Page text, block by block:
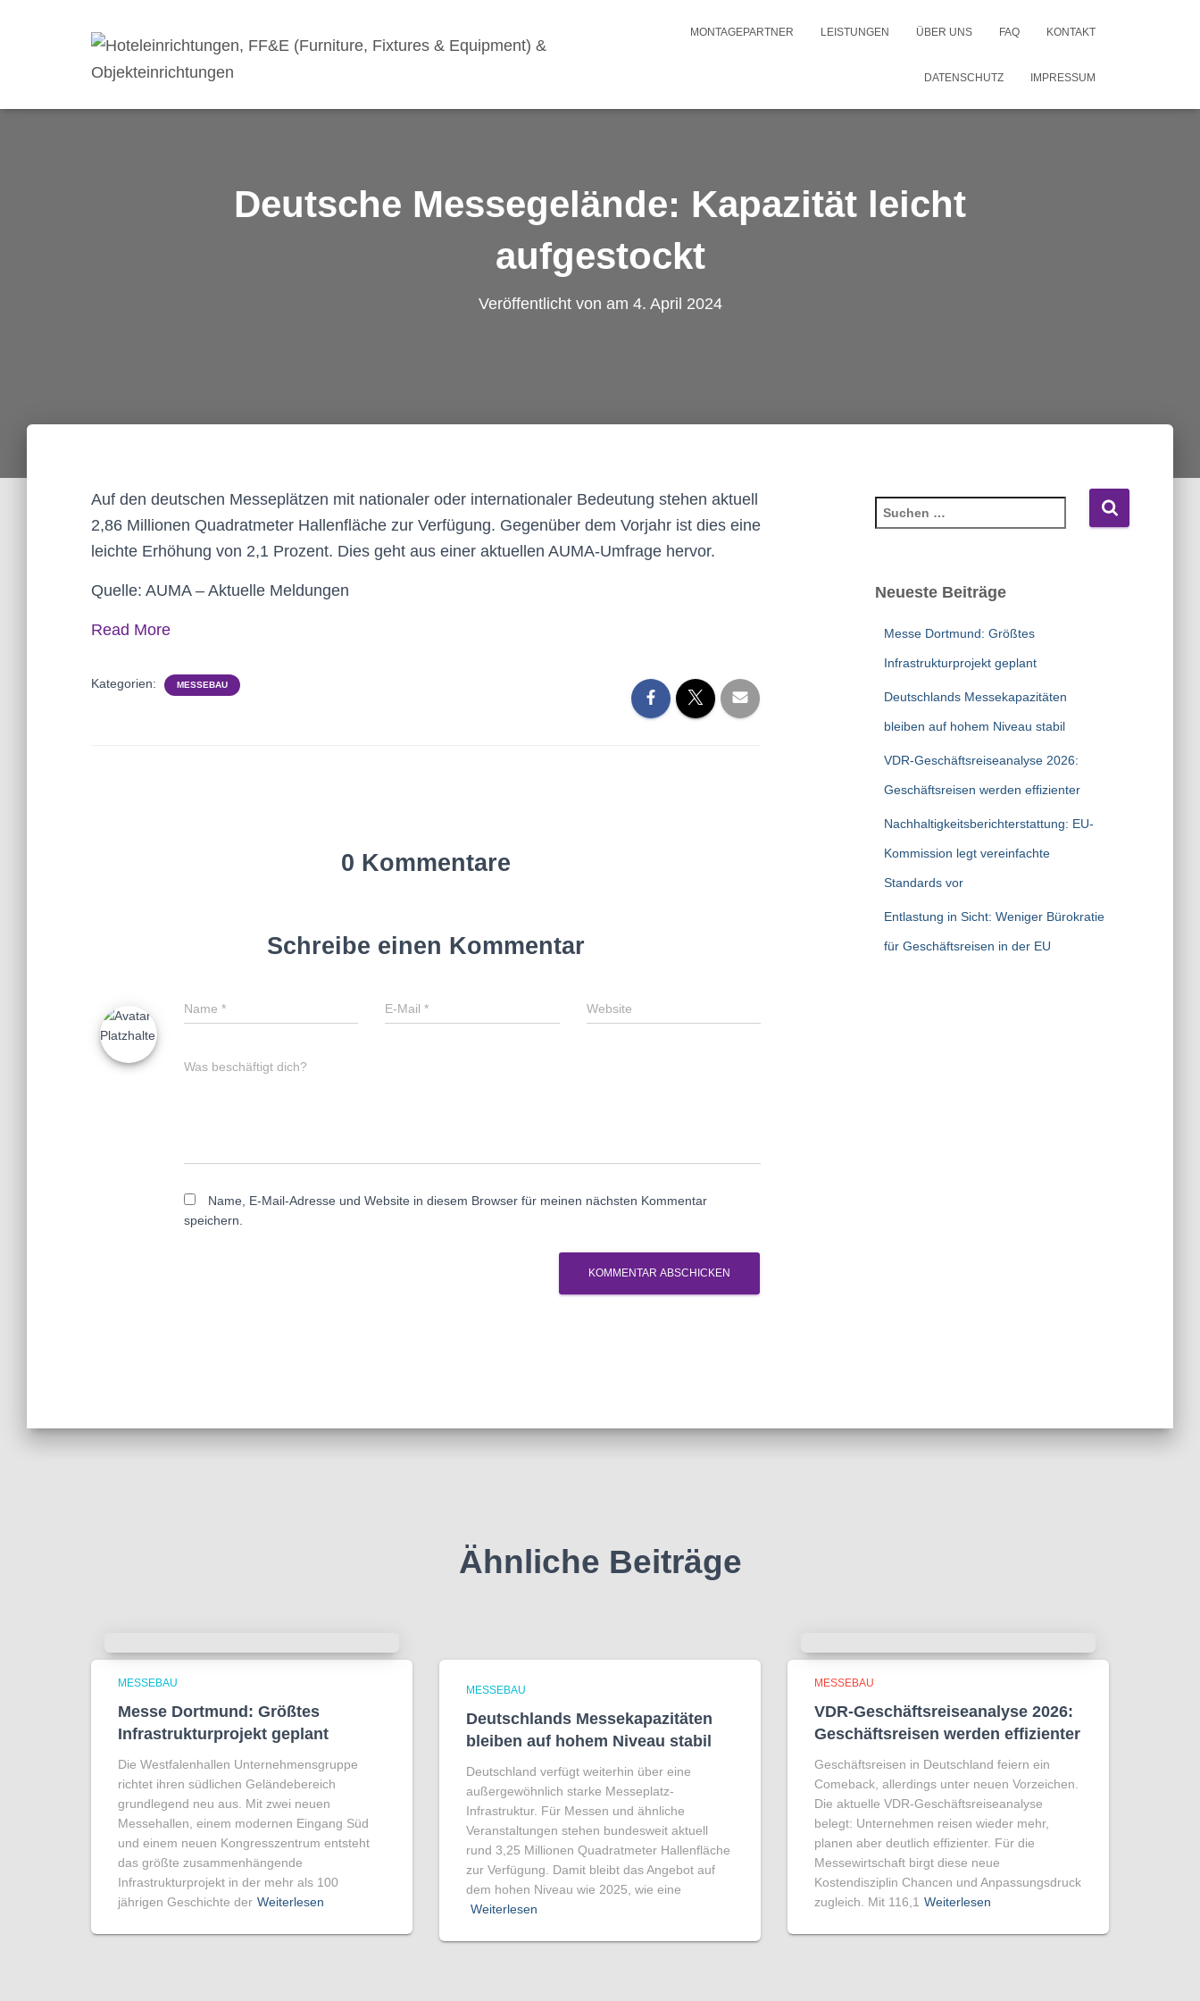
MONTAGEPARTNER LEISTUNGEN ÜBER UNS FAQ KONTAKT
DATENSCHUTZ IMPRESSUM
Deutsche Messegelände: Kapazität leicht
aufgestockt
Veröffentlicht von am 4. April 2024
Auf den deutschen Messeplätzen mit nationaler oder internationaler Bedeutung stehen aktuell
2,86 Millionen Quadratmeter Hallenfläche zur Verfügung. Gegenüber dem Vorjahr ist dies eine
leichte Erhöhung von 2,1 Prozent. Dies geht aus einer aktuellen AUMA-Umfrage hervor.
Quelle: AUMA – Aktuelle Meldungen
Read More
Kategorien: MESSEBAU
0 Kommentare
Schreibe einen Kommentar
Name * E-Mail* Website
Was beschäftigt dich?
Name, E-Mail-Adresse und Website in diesem Browser für meinen nächsten Kommentar
speichern.
u
eNeueste Beiträge
Messe Dortmund: Größtes
Infrastrukturprojekt geplant
Deutschlands Messekapazitäten
bleiben auf hohem Niveau stabil
VDR-Geschäftsreiseanalyse 2026:
Geschäftsreisen werden effizienter
Nachhaltigkeitsberichterstattung: EU-
Kommission legt vereinfachte
Standards vor
Entlastung in Sicht: Weniger Bürokratie
für Geschäftsreisen in der EU
Ähnliche Beiträge
MESSEBAU
Messe Dortmund: Größtes
Infrastrukturprojekt geplant
Die Westfalenhallen Unternehmensgruppe
richtet ihren südlichen Geländebereich
grundlegend neu aus. Mit zwei neuen
Messehallen, einem modernen Eingang Süd
und einem neuen Kongresszentrum entsteht
das größte zusammenhängende
Infrastrukturprojekt in der mehr als 100
jährigen Geschichte der Weiterlesen
MESSEBAU
Deutschlands Messekapazitäten
bleiben auf hohem Niveau stabil
Deutschland verfügt weiterhin über eine
außergewöhnlich starke Messeplatz-
Infrastruktur. Für Messen und ähnliche
Veranstaltungen stehen bundesweit aktuell
rund 3,25 Millionen Quadratmeter Hallenfläche
zur Verfügung. Damit bleibt das Angebot auf
dem hohen Niveau wie 2025, wie eine
Weiterlesen
MESSEBAU
VDR-Geschäftsreiseanalyse 2026:
Geschäftsreisen werden effizienter
Geschäftsreisen in Deutschland feiern ein
Comeback, allerdings unter neuen Vorzeichen.
Die aktuelle VDR-Geschäftsreiseanalyse
belegt: Unternehmen reisen wieder mehr,
planen aber deutlich effizienter. Für die
Messewirtschaft birgt diese neue
Kostendisziplin Chancen und Anpassungsdruck
zugleich. Mit 116,1 Weiterlesen